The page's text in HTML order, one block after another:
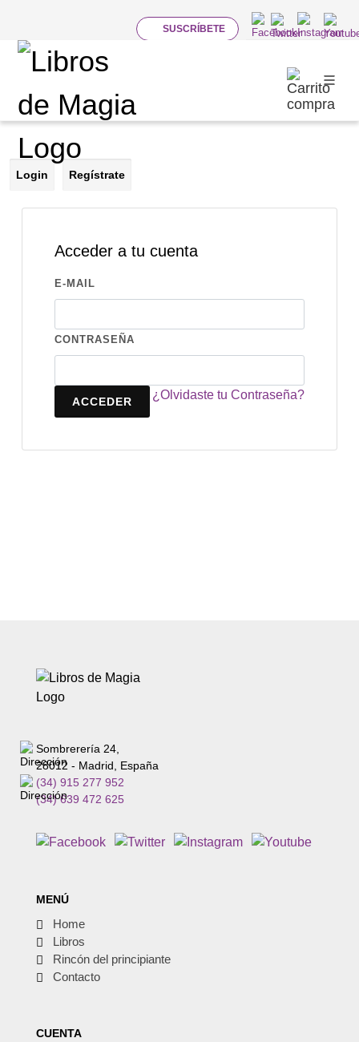
SUSCRÍBETE
MI CUENTA
Login Regístrate
Acceder a tu cuenta
E-MAIL
CONTRASEÑA
¿Olvidaste tu Contraseña?
Sombrerería 24,
28012 - Madrid, España
(34) 915 277 952
(34) 639 472 625
MENÚ
Home
Libros
Rincón del principiante
Contacto
CUENTA